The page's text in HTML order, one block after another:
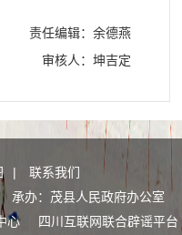
责任编辑：余德燕
审核人：坤吉定
|
联系我们
办：茂县人民政府办公室
中心
四川互联网联合辟谣平台